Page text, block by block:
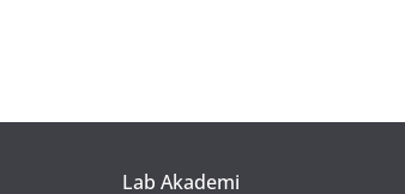
Lab Akademi